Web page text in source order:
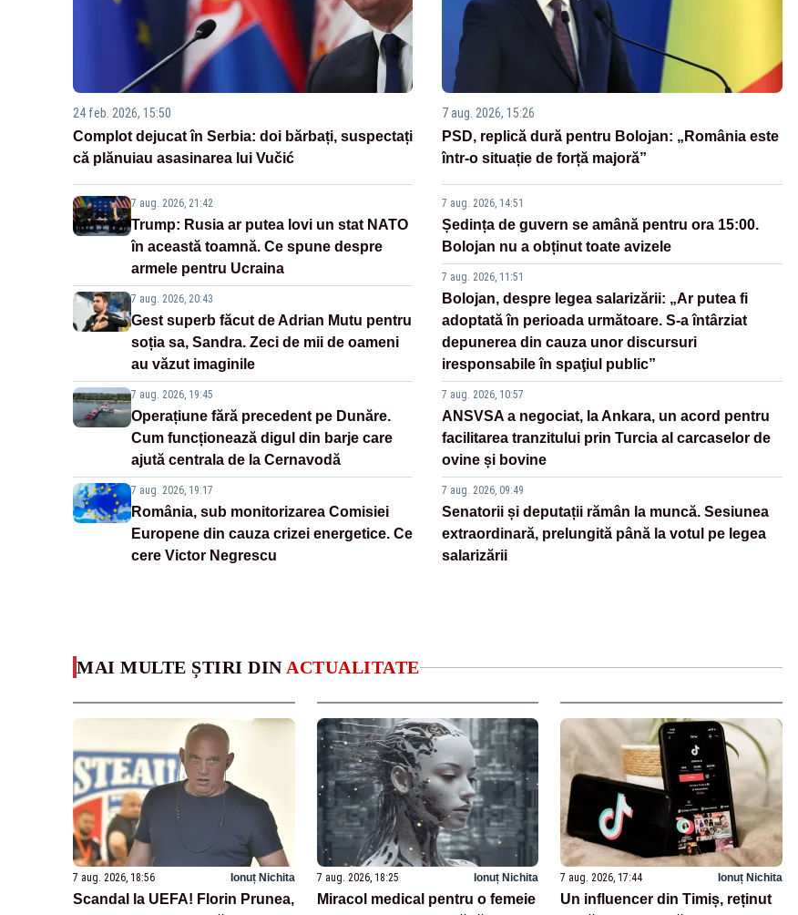
24 feb. 2026, 15:50
Complot dejucat în Serbia: doi bărbați, suspectați
că plănuiau asasinarea lui Vučić
7 aug. 2026, 21:42
Trump: Rusia ar putea lovi un stat NATO
în această toamnă. Ce spune despre
armele pentru Ucraina
7 aug. 2026, 20:43
Gest superb făcut de Adrian Mutu pentru
soția sa, Sandra. Zeci de mii de oameni
au văzut imaginile
7 aug. 2026, 19:45
Operațiune fără precedent pe Dunăre.
Cum funcționează digul din barje care
ajută centrala de la Cernavodă
7 aug. 2026, 19:17
România, sub monitorizarea Comisiei
Europene din cauza crizei energetice. Ce
cere Victor Negrescu
7 aug. 2026, 15:26
PSD, replică dură pentru Bolojan: „România este
într-o situație de forță majoră”
7 aug. 2026, 14:51
Ședința de guvern se amână pentru ora 15:00.
Bolojan nu a obținut toate avizele
7 aug. 2026, 11:51
Bolojan, despre legea salarizării: „Ar putea fi
adoptată în perioada următoare. S-a întârziat
depunerea din cauza unor discursuri
iresponsabile în spaţiul public”
7 aug. 2026, 10:57
ANSVSA a negociat, la Ankara, un acord pentru
facilitarea tranzitului prin Turcia al carcaselor de
ovine și bovine
7 aug. 2026, 09:49
Senatorii și deputații rămân la muncă. Sesiunea
extraordinară, prelungită până la votul pe legea
salarizării
MAI MULTE ȘTIRI DIN ACTUALITATE
7 aug. 2026, 18:56 Ionuț Nichita
Scandal la UEFA! Florin Prunea,
7 aug. 2026, 18:25 Ionuț Nichita
Miracol medical pentru o femeie
7 aug. 2026, 17:44 Ionuț Nichita
Un influencer din Timiș, reținut